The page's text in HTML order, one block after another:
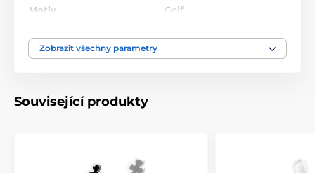
Motiv Golf
Typ ocenění
Zobrazit všechny parametry
Související produkty